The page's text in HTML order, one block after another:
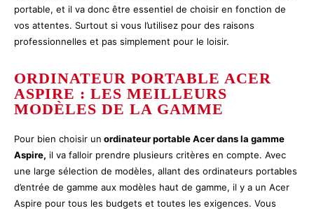
portable, et il va donc être essentiel de choisir en fonction de
vos attentes. Surtout si vous l’utilisez pour des raisons
professionnelles et pas simplement pour le loisir.
ORDINATEUR PORTABLE ACER
ASPIRE : LES MEILLEURS
MODÈLES DE LA GAMME
Pour bien choisir un ordinateur portable Acer dans la gamme
Aspire, il va falloir prendre plusieurs critères en compte. Avec
une large sélection de modèles, allant des ordinateurs portables
d’entrée de gamme aux modèles haut de gamme, il y a un Acer
Aspire pour tous les budgets et toutes les exigences. Vous